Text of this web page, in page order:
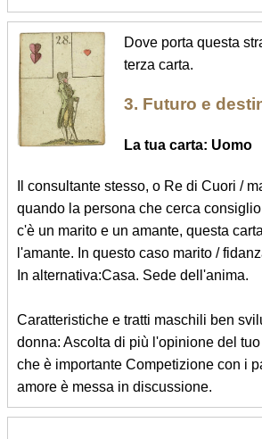
Dove porta questa
terza carta.
3. Futuro e
La tua carta: Uomo
Il consultante stesso, o Re di Cuori /
quando la persona che cerca
c'è un marito e un amante, questa
l'amante. In questo caso marito /
In alternativa:Casa. Sede dell'anima.
Caratteristiche e tratti maschili ben
donna: Ascolta di più l'opinione del
che è importante Competizione con i
amore è messa in discussione.